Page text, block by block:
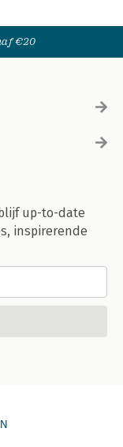
€20
up-to-date
inspirerende